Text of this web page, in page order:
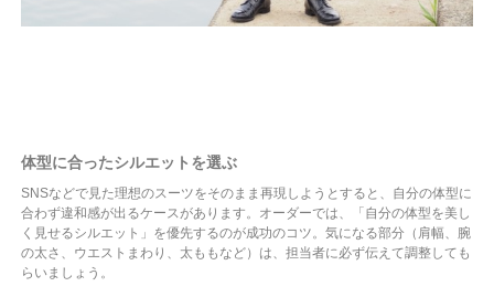
体型に合ったシルエットを選ぶ
SNSなどで見た理想のスーツをそのまま再現しようとすると、自分の体型に
合わず違和感が出るケースがあります。オーダーでは、「自分の体型を美し
く見せるシルエット」を優先するのが成功のコツ。気になる部分（肩幅、腕
の太さ、ウエストまわり、太ももなど）は、担当者に必ず伝えて調整しても
らいましょう。